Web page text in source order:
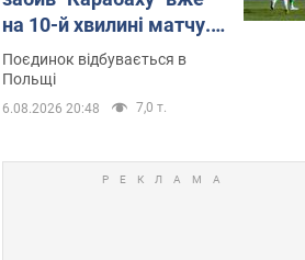
на 10-й хвилині матчу.
Відео
Поєдинок відбувається в
Польщі
6.08.2026 20:48 7,0 т.